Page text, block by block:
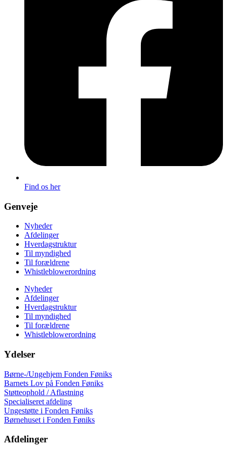
Find os her
Genveje
Nyheder
Afdelinger
Hverdagstruktur
Til myndighed
Til forældrene
Whistleblowerordning
Nyheder
Afdelinger
Hverdagstruktur
Til myndighed
Til forældrene
Whistleblowerordning
Ydelser
Børne-/Ungehjem Fonden Føniks
Barnets Lov på Fonden Føniks
Støtteophold / Aflastning
Specialiseret afdeling
Ungestøtte i Fonden Føniks
Børnehuset i Fonden Føniks
Afdelinger